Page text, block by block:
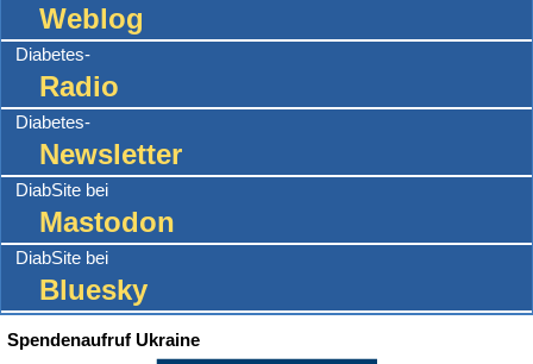
Weblog
Diabetes-
Radio
Diabetes-
Newsletter
DiabSite bei
Mastodon
DiabSite bei
Bluesky
Spendenaufruf Ukraine